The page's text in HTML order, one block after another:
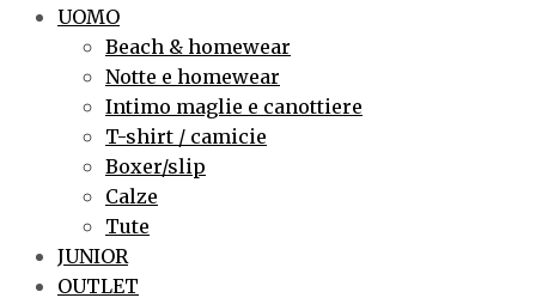
UOMO
Beach & homewear
Notte e homewear
Intimo maglie e canottiere
T-shirt / camicie
Boxer/slip
Calze
Tute
JUNIOR
OUTLET